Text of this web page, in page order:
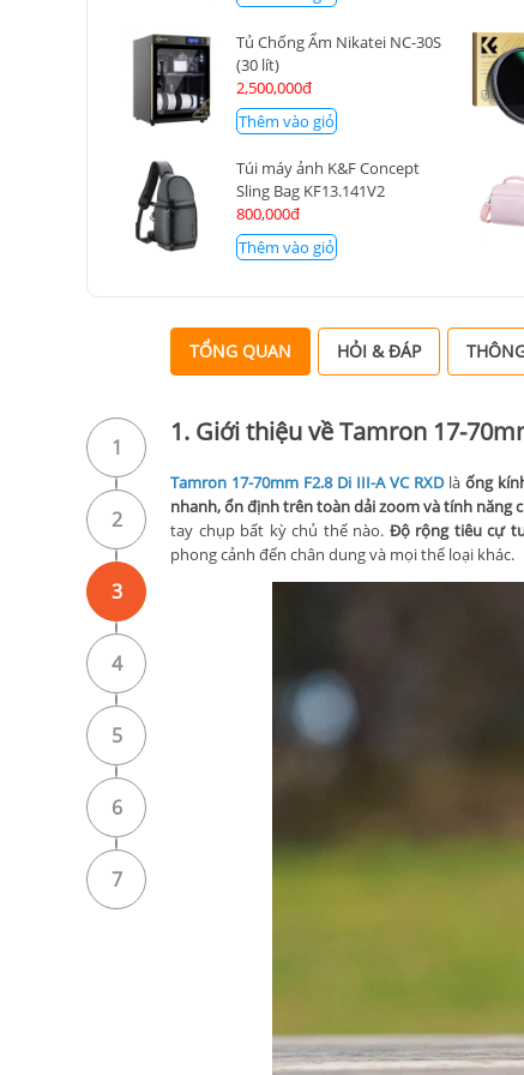
Tủ Chống Ẩm Nikatei NC-30S
(30 lít)
2,500,000đ
Thêm vào giỏ
Túi máy ảnh K&F Concept
Sling Bag KF13.141V2
800,000đ
Thêm vào giỏ
1
2
3
4
5
6
7
TỔNG QUAN HỎI & ĐÁP
1. Giới thiệu về Tamron 17-
Tamron 17-70mm F2.8 Di III-A VC RXDlà ống
nhanh, ổn định trên toàn dải zoom và tính năng
tay chụp bất kỳ chủ thể nào. Độ rộng tiêu cự
phong cảnh đến chân dung và mọi thể loại khác.